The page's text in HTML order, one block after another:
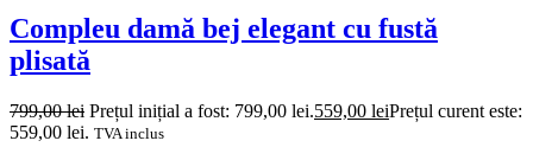
Compleu damă bej elegant cu fustă
plisată
799,00lei Prețul inițial a fost: 799,00 lei.559,00 leiPrețul curent este:
559,00 lei. TVA inclus